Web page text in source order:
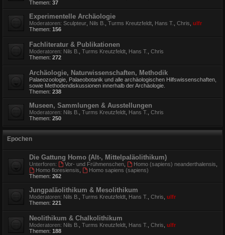
Themen: 37
Experimentelle Archäologie
Moderatoren: Sculpteur Nils B. Turms Kreutzfeldt Hans T. Chris ulfr
Themen: 156
Fachliteratur & Publikationen
Moderatoren: Nils B. Turms Kreutzfeldt Hans T.
Chris
Themen: 272
Archäologie, Naturwissenschaften, Methodik
Palaeozoologie, Palaeobotanik und alle archäologischen Hilfswissenschaften,
sowie Methodendiskussionen innerhalb der Archäologie.
Themen: 238
Museen, Sammlungen & Ausstellungen
Moderatoren: Nils B. Turms Kreutzfeldt Hans T.
Chris
Themen: 250
Epochen
Die Gattung Homo (Alt-, Mittelpaläolithikum)
Unterforen: Vor- und Frühmenschen, Homo (sapiens) neanderthalensis
Homo floresiensis
Homo sapiens (sapiens)
Themen: 262
Jungpaläolithikum & Mesolithikum
Moderatoren: Nils B. Turms Kreutzfeldt Hans T. Chris ulfr
Themen: 221
Neolithikum & Chalkolithikum
Moderatoren: Nils B. Turms Kreutzfeldt Hans T. Chris ulfr
Themen: 188